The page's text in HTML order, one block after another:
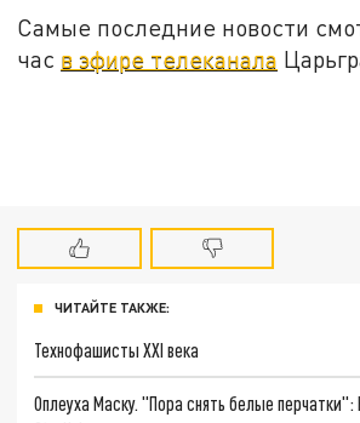
Самые последние новости
час в эфире телеканала
ЧИТАЙТЕ ТАКЖЕ:
Технофашисты XXI века
Оплеуха Маску. "Пора снять белые перчатки":